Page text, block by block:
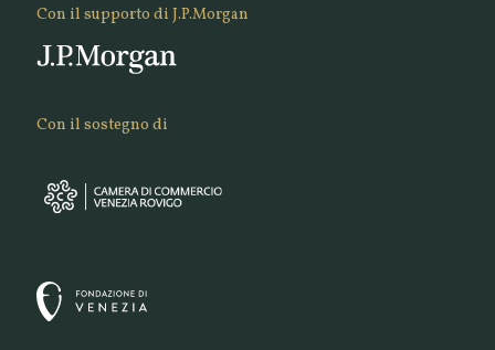
Con il supporto di J.P.Morgan
Con il sostegno di